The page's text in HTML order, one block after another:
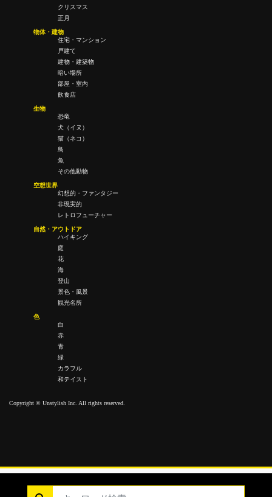
クリスマス
正月
物体・建物
住宅・マンション
戸建て
建物・建築物
暗い場所
部屋・室内
飲食店
生物
恐竜
犬（イヌ）
猫（ネコ）
鳥
魚
その他動物
空想世界
幻想的・ファンタジー
非現実的
レトロフューチャー
自然・アウトドア
ハイキング
庭
花
海
登山
景色・風景
観光名所
色
白
赤
青
緑
カラフル
和テイスト
Copyright © Unstylish Inc. All rights reserved.